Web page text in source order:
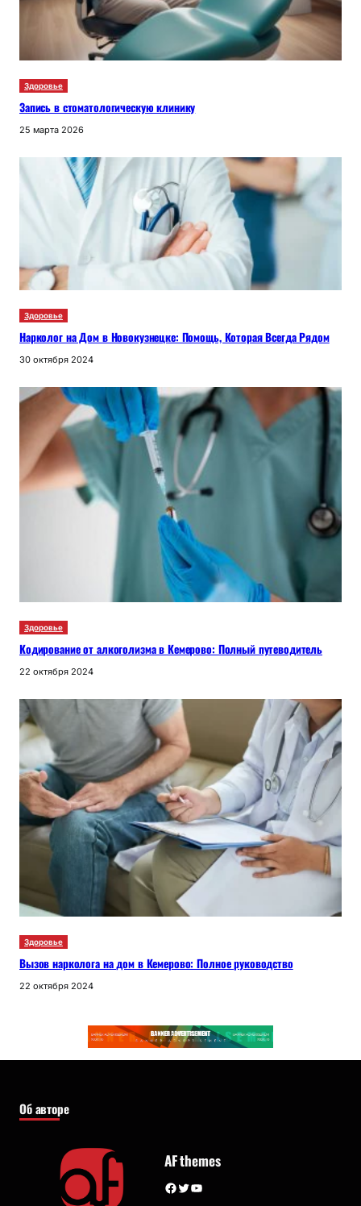
Здоровье
Запись в стоматологическую клинику
25 марта 2026
Здоровье
Нарколог на Дом в Новокузнецке: Помощь, Которая Всегда Рядом
30 октября 2024
Здоровье
Кодирование от алкоголизма в Кемерово: Полный путеводитель
22 октября 2024
Здоровье
Вызов нарколога на дом в Кемерово: Полное руководство
22 октября 2024
Об авторе
AF themes
Facebook Twitter YouTube